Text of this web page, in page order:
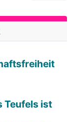
Teufels ist